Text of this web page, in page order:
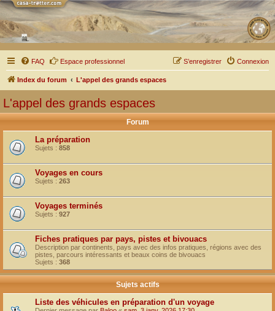
FAQ Espace professionnel Connexion
S’enregistrer
Index du forum L'appel des grands espaces
L'appel des grands espaces
Forum
La préparation
Sujets : 858
Voyages en cours
Sujets : 263
Voyages terminés
Sujets : 927
Fiches pratiques par pays, pistes et bivouacs
Description par continents, pays avec des infos pratiques, régions avec des
pistes, parcours intéressants et beaux coins de bivouacs
Sujets : 368
Sujets actifs
Liste des véhicules en préparation d'un voyage